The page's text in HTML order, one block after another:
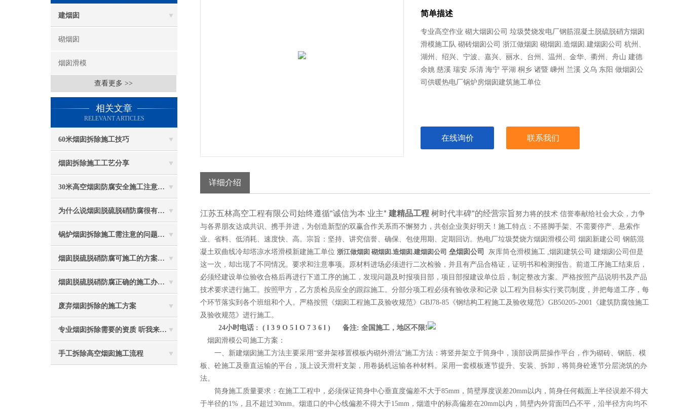
建烟囱
砌烟囱
烟囱滑模
查看更多 >>
相关文章
RELEVANT ARTICLES
60米烟囱拆除施工技巧
烟囱拆除施工工艺分享
30米高空烟囱防腐安全施工注意事项
为什么说烟囱脱硫脱硝防腐很有必要
锅炉烟囱拆除施工需注意的问题有哪些？
烟囱脱硫脱硝防腐可施工的方案都有哪些？
烟囱脱硫脱硝防腐正确的施工办法由高空防腐公司说与你听
废弃烟囱拆除的施工方案
专业烟囱拆除需要的资质 听我来给你分析
手工拆除高空烟囱施工流程
简单描述
专业高空作业 砌大烟囱公司 垃圾焚烧发电厂钢筋混凝土脱硫脱硝方烟囱
滑模施工队 砌砖烟囱公司 浙江做烟囱 砌烟囱.造烟囱.建烟囱公司 杭州、
湖州、绍兴、宁波、嘉兴、丽水、台州、温州、金华、衢州、舟山 建德
余姚 慈溪 瑞安 乐清 海宁 平湖 桐乡 诸暨 嵊州 兰溪 义乌 东阳 做烟囱公
司供暖热电厂锅炉房烟囱建筑施工单位
在线询价 联系我们
详细介绍
江苏五林高空工程有限公司始终遵循"诚信为本 业主*建精品工程树时代丰碑"的经营宗旨 努力将的技术 信誉奉献给社会大众，力争
与各界朋友达成共识、携手并进，为创造新型的双赢合作关系而不懈努力，共创企业美好明天！施工特点：不搭脚手架、不需要停产、悬索作
业、省料、低消耗、速度快、高。宗旨：坚持、讲究信誉、确保、包使用期、定期回访。 热电厂垃圾焚烧方烟囱滑模公司 烟囱新建公司 钢筋混
凝土双曲线冷却塔凉水塔滑模新建施工单位 浙江做烟囱 砌烟囱.造烟囱.建烟囱公司 垒烟囱公司 灰库筒仓滑模施工 ,烟囱建筑公司 建烟囱公司 但是
这一次，却出现了不同情况。要求和注意事项。原材料进场必须进行二次检验，并且有产品合格证，证明书和检测报告。前道工序施工结束后，
必须经建设单位验收合格后再进行下道工序的施工，发现问题及时报项目部，项目部报建设单位后，制定整改方案。严格按照产品说明书及产品
技术要求进行施工。按照甲方，乙方质检员应全的跟踪施工。 分部分项工程必须有验收录和记录 以工程为目标实行奖罚制度，并把每道工序，每
个环节落实到各个班组和个人。严格按照《烟囱工程施工及验收规范》GBJ78-85《钢结构工程施工及验收规范》GB50205-2001《建筑防腐蚀施工
及验收规范》进行施工。
24小时电话 : ( l 3 9 O 5 l O 7 3 6 l ) 备注: 全国施工，地区不限!
烟囱滑模公司施工方案：
一、新建烟囱施工方法主要采用“竖井架移置模板内砌外滑法”施工方法：将竖井架立于筒身中，顶部设两层操作平台，作为砌砖、钢筋、模
板、砼施工及垂直运输的平台，顶上设天滑杆支架，用卷扬机运输各种材料。采用一套模板逐节提升、安装、拆卸，将筒身砼逐节分层浇筑的办
法。
筒身施工质量要求：在施工工程中，必须保证筒身中心垂直度偏差不大于85mm，筒壁厚度误差20mm以内，筒身任何截面上半径误差不得大
于半径的1%，且不超过30mm。烟道口的中心线偏差不得大于15mm，烟道中的标高偏差在20mm以内，筒壁内外背面凹凸不平，沿半径方向均不